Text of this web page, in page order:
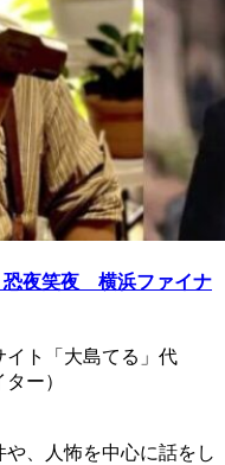
夜笑夜 横浜ファイナ
イト「大島てる」代
ー）
、人怖を中心に話をし